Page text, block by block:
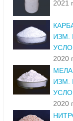
2021
ИЗМ.
2020
ИЗМ.
2020